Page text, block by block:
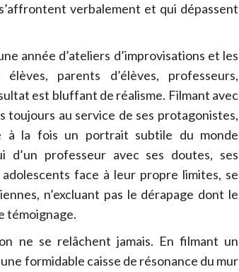
verbalement et qui dépassent
année d’ateliers d’improvisations et les
parents d’élèves, professeurs,
est bluffant de réalisme. Filmant avec
toujours au service de ses protagonistes,
à la fois un portrait subtile du monde
d’un professeur avec ses doutes, ses
face à leur propre limites, se
n’excluant pas le dérapage dont le
témoignage.
ne se relâchent jamais. En filmant un
formidable caisse de résonance du mur